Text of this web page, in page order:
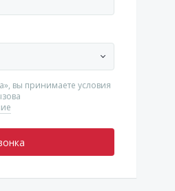
вы принимаете условия